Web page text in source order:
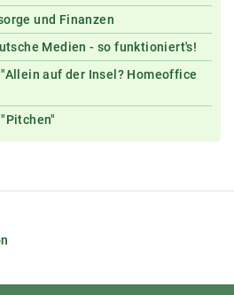
und Finanzen
Medien - so funktioniert's!
auf der Insel? Homeoffice